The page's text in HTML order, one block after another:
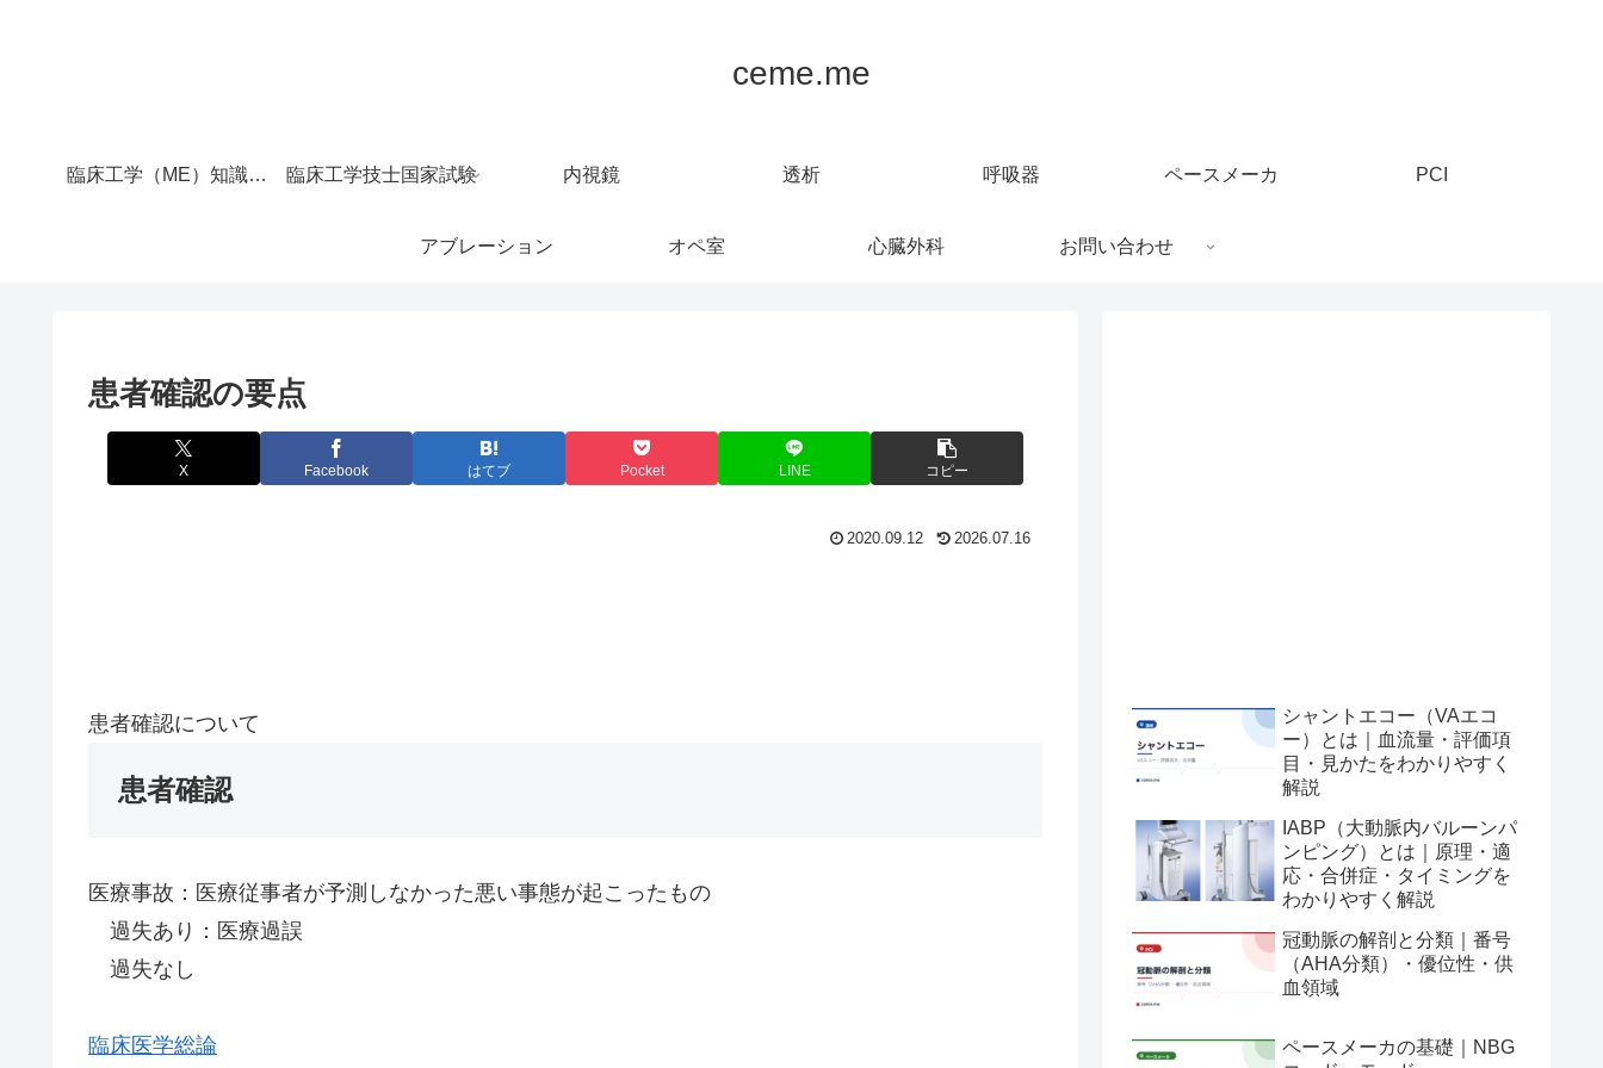
ceme.me
臨床工学（ME）知識マップ｜サイト全体の目次 臨床工学技士国家試験 内視鏡 透析 呼吸器 ペースメーカ PCI
アブレーション オペ室 心臓外科 お問い合わせ
患者確認の要点
X Facebook はてブ Pocket LINE コピー
2020.09.12 2026.07.16
患者確認について
患者確認
医療事故：医療従事者が予測しなかった悪い事態が起こったもの
過失あり：医療過誤
過失なし
臨床医学総論
シャントエコー（VAエコ
ー）とは｜血流量・評価項
目・見かたをわかりやすく
解説
IABP（大動脈内バルーンパ
ンピング）とは｜原理・適
応・合併症・タイミングを
わかりやすく解説
冠動脈の解剖と分類｜番号
（AHA分類）・優位性・供
血領域
ペースメーカの基礎｜NBG